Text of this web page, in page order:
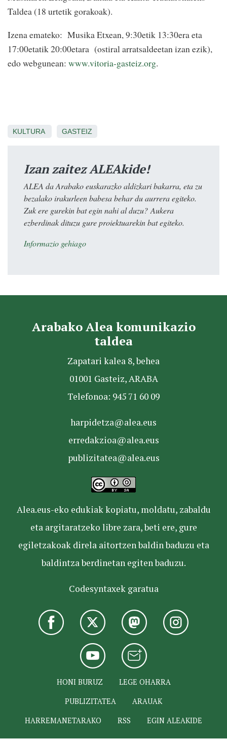
Taldea (18 urtetik gorakoak).
Izena emateko: Musika Etxean, 9:30etik 13:30era eta
17:00etatik 20:00etara (ostiral arratsaldeetan izan ezik),
edo webgunean: www.vitoria-gasteiz.org.
KULTURA GASTEIZ
Izan zaitez ALEAkide!
ALEA da Arabako euskarazko aldizkari bakarra, eta zu
bezalako irakurleen babesa behar du aurrera egiteko.
Zuk ere gurekin bat egin nahi al duzu? Aukera
ezberdinak dituzu gure proiektuarekin bat egiteko.
Informazio gehiago
Arabako Alea komunikazio
taldea
Zapatari kalea 8, behea
01001 Gasteiz, ARABA
Telefonoa: 945 71 60 09
harpidetza@alea.eus
erredakzioa@alea.eus
publizitatea@alea.eus
Alea.eus-eko edukiak kopiatu, moldatu, zabaldu
eta argitaratzeko libre zara, beti ere, gure
egiletzakoak direla aitortzen baldin baduzu eta
baldintza berdinetan egiten baduzu.
Codesyntaxek garatua
HONI BURUZ
LEGE OHARRA
PUBLIZITATEA
ARAUAK
HARREMANETARAKO
RSS EGIN ALEAKIDE